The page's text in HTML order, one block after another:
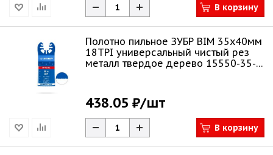
В корзину
Полотно пильное ЗУБР BIM 35x40мм
18TPI универсальный чистый рез
металл твердое дерево 15550-35-
438.05 ₽/шт
В корзину